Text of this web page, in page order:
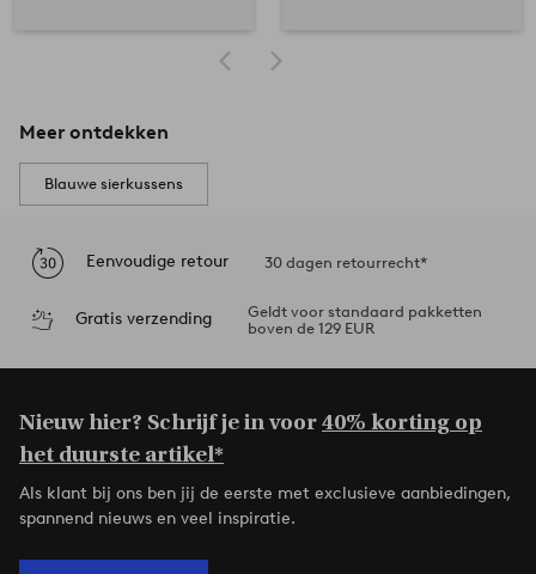
Meer ontdekken
Blauwe sierkussens
Eenvoudige retour 30 dagen retourrecht*
Gratis verzending
Geldt voor standaard pakketten
boven de 129 EUR
Nieuw hier? Schrijf je in voor40% korting op
het duurste artikel*
Als klant bij ons ben jij de eerste met exclusieve aanbiedingen,
spannend nieuws en veel inspiratie.